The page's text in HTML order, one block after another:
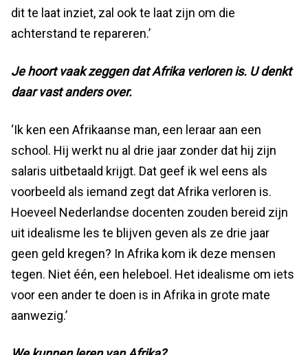
dit te laat inziet, zal ook te laat zijn om die
achterstand te repareren.’
Je hoort vaak zeggen dat Afrika verloren is. U denkt
daar vast anders over.
‘Ik ken een Afrikaanse man, een leraar aan een
school. Hij werkt nu al drie jaar zonder dat hij zijn
salaris uitbetaald krijgt. Dat geef ik wel eens als
voorbeeld als iemand zegt dat Afrika verloren is.
Hoeveel Nederlandse docenten zouden bereid zijn
uit idealisme les te blijven geven als ze drie jaar
geen geld kregen? In Afrika kom ik deze mensen
tegen. Niet één, een heleboel. Het idealisme om iets
voor een ander te doen is in Afrika in grote mate
aanwezig.’